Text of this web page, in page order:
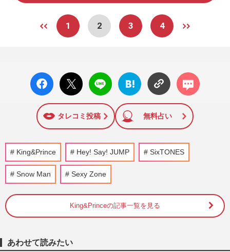
1 2 3 4
facebo
ok い
X ポス
ト
LINE
はてな
ブック
に追加
コメン
ト
タレコミ投稿 無料占い
King&Prince Hey! Say! JUMP SixTONES
Snow Man Sexy Zone
King&Princeの記事一覧を見る
あわせて読みたい